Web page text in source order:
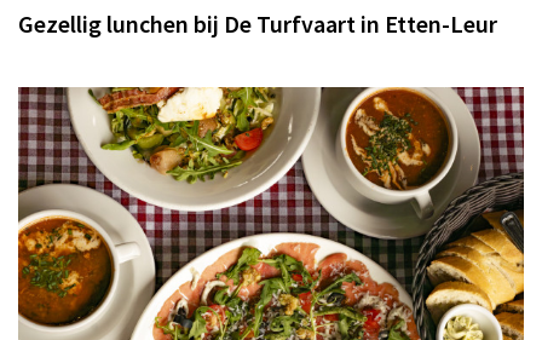
Gezellig lunchen bij De Turfvaart in Etten-Leur